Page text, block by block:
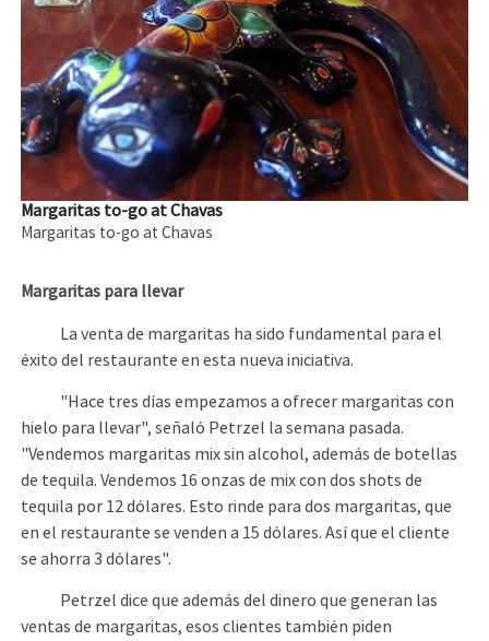
Margaritas to-go at Chavas
Margaritas to-go at Chavas
Margaritas para llevar
La venta de margaritas ha sido fundamental para el
éxito del restaurante en esta nueva iniciativa.
"Hace tres días empezamos a ofrecer margaritas con
hielo para llevar", señaló Petrzel la semana pasada.
"Vendemos margaritas mix sin alcohol, además de botellas
de tequila. Vendemos 16 onzas de mix con dos shots de
tequila por 12 dólares. Esto rinde para dos margaritas, que
en el restaurante se venden a 15 dólares. Así que el cliente
se ahorra 3 dólares".
Petrzel dice que además del dinero que generan las
ventas de margaritas, esos clientes también piden